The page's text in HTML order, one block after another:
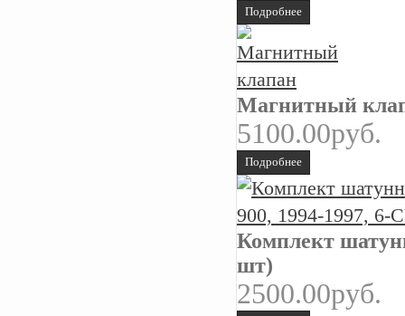
Подробнее
Магнитный
5100.00руб.
Подробнее
Комплект
шт)
2500.00руб.